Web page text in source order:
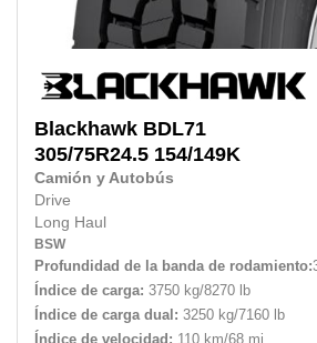
Blackhawk BDL71
305/75R24.5 154/149K
Camión y Autobús
Drive
Long Haul
BSW
Profundidad de la banda de rodamiento:
Índice de carga: 3750 kg/8270 lb
Índice de carga dual: 3250 kg/7160 lb
Índice de velocidad: 110 km/68 mi